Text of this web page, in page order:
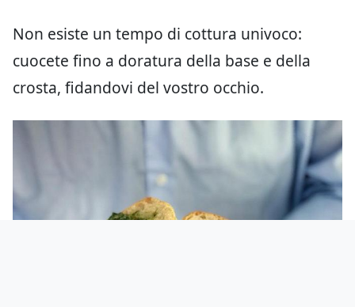
Non esiste un tempo di cottura univoco:
cuocete fino a doratura della base e della
crosta, fidandovi del vostro occhio.